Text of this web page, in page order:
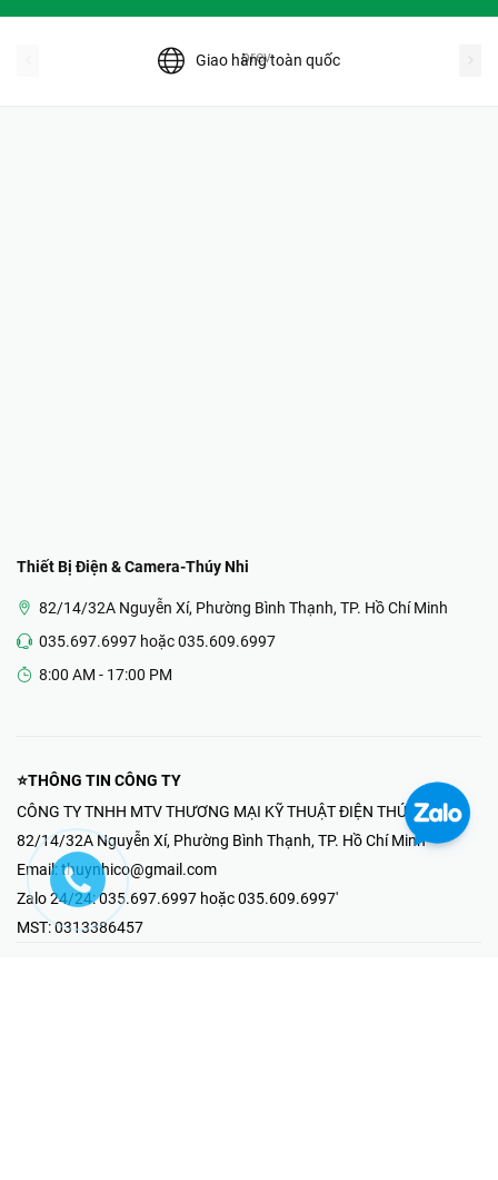
Giao hàng toàn quốc
prev
Thiết Bị Điện & Camera-Thúy Nhi
82/14/32A Nguyễn Xí, Phường Bình Thạnh, TP. Hồ Chí Minh
035.697.6997 hoặc 035.609.6997
8:00 AM - 17:00 PM
⭐THÔNG TIN CÔNG TY
CÔNG TY TNHH MTV THƯƠNG MẠI KỸ THUẬT ĐIỆN THÚY NHI
82/14/32A Nguyễn Xí, Phường Bình Thạnh, TP. Hồ Chí Minh
Email: thuynhico@gmail.com
Zalo 24/24:035.697.6997 hoặc 035.609.6997'
MST:0313386457